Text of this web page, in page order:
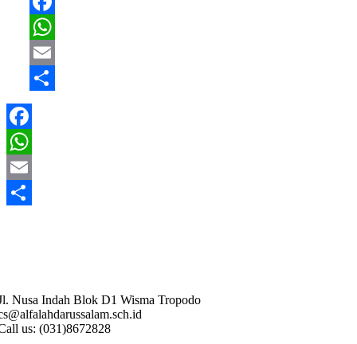
Facebook
WhatsApp
Email
Share
Facebook
WhatsApp
Email
Nusa Indah Blok D1 Wisma Tropodo
us: (031)8672828